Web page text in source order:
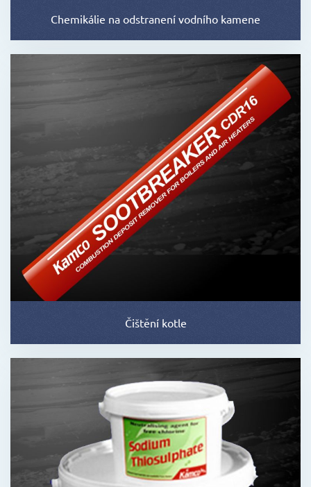
Chemikálie na odstranení vodního kamene
Čištění kotle